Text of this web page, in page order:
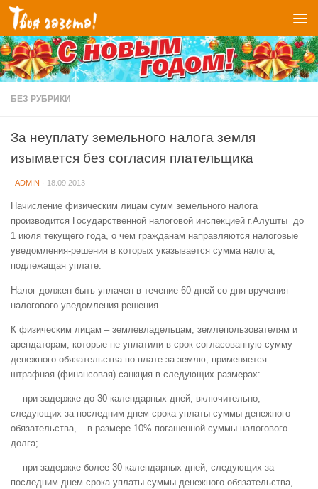
Перейти к содержимому
БЕЗ РУБРИКИ
За неуплату земельного налога земля
изымается без согласия плательщика
- ADMIN · 18.09.2013
Начисление физическим лицам сумм земельного налога
производится Государственной налоговой инспекцией г.Алушты до
1 июля текущего года, о чем гражданам направляются налоговые
уведомления-решения в которых указывается сумма налога,
подлежащая уплате.
Налог должен быть уплачен в течение 60 дней со дня вручения
налогового уведомления-решения.
К физическим лицам – землевладельцам, землепользователям и
арендаторам, которые не уплатили в срок согласованную сумму
денежного обязательства по плате за землю, применяется
штрафная (финансовая) санкция в следующих размерах:
— при задержке до 30 календарных дней, включительно,
следующих за последним днем ​​срока уплаты суммы денежного
обязательства, – в размере 10% погашенной суммы налогового
долга;
— при задержке более 30 календарных дней, следующих за
последним днем ​​срока уплаты суммы денежного обязательства, –